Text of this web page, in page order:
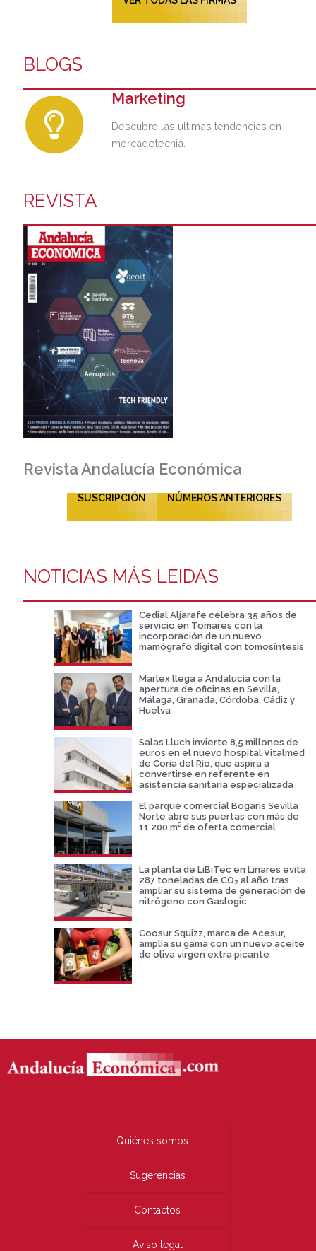
BLOGS
Marketing
Descubre las últimas tendencias en
mercadotecnia.
REVISTA
Revista Andalucía Económica
SUSCRIPCIÓN NÚMEROS ANTERIORES
NOTICIAS MÁS LEIDAS
Cedial Aljarafe celebra 35 años de
servicio en Tomares con la
incorporación de un nuevo
mamógrafo digital con tomosíntesis
Marlex llega a Andalucía con la
apertura de oficinas en Sevilla,
Málaga, Granada, Córdoba, Cádiz y
Huelva
Salas Lluch invierte 8,5 millones de
euros en el nuevo hospital Vitalmed
de Coria del Río, que aspira a
convertirse en referente en
asistencia sanitaria especializada
El parque comercial Bogaris Sevilla
Norte abre sus puertas con más de
11.200 m² de oferta comercial
La planta de LiBiTec en Linares evita
287 toneladas de CO₂ al año tras
ampliar su sistema de generación de
nitrógeno con Gaslogic
Coosur Squizz, marca de Acesur,
amplia su gama con un nuevo aceite
de oliva virgen extra picante
Quiénes somos
Sugerencias
Contactos
Aviso legal